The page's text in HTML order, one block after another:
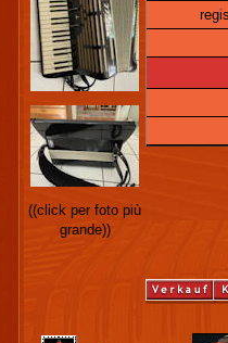
((click per foto più
grande))